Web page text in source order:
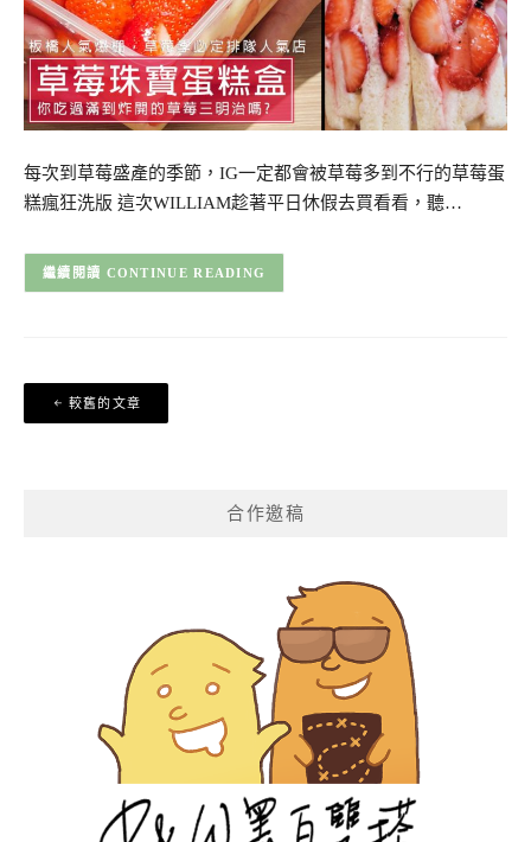
每次到草莓盛產的季節，IG一定都會被草莓多到不行的草莓蛋
糕瘋狂洗版 這次WILLIAM趁著平日休假去買看看，聽…
CONTINUE READING
文
章
較舊的文章
合作邀稿